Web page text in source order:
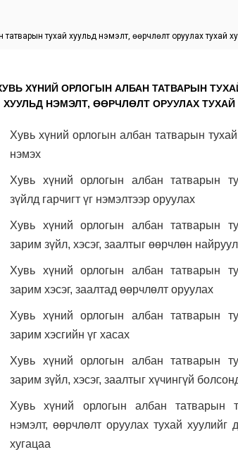
татварын тухай хуульд нэмэлт, өөрчлөлт оруулах тухай
ХҮНИЙ ОРЛОГЫН АЛБАН ТАТВАРЫН
ХУУЛЬД НЭМЭЛТ, ӨӨРЧЛӨЛТ ОРУУЛАХ ТУХАЙ
Хувь хүний орлогын албан татварын тухай
нэмэх
Хувь хүний орлогын албан татварын
зүйлд гарчигт үг нэмэлтээр оруулах
Хувь хүний орлогын албан татварын
зарим зүйл, хэсэг, заалтыг өөрчлөн
Хувь хүний орлогын албан татварын
зарим хэсэг, заалтад өөрчлөлт оруулах
Хувь хүний орлогын албан татварын
зарим хэсгийн үг хасах
Хувь хүний орлогын албан татварын
зарим зүйл, хэсэг, заалтыг хүчингүй
Хувь хүний орлогын албан татварын
нэмэлт, өөрчлөлт оруулах тухай хуулийг
хугацаа